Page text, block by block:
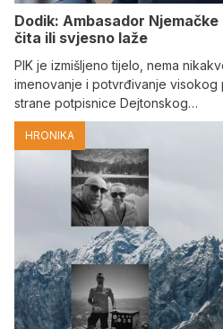
Dodik: Ambasador
čita ili svjesno laže
PIK je izmišljeno tijelo, nema
imenovanje i potvrđivanje visokog
strane potpisnice Dejtonskog…
HRONIKA